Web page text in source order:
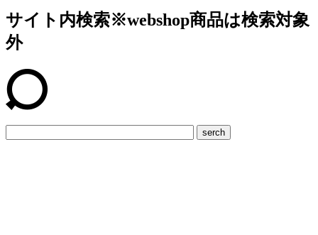
サイト内検索※webshop商品は検索対象
外
serch